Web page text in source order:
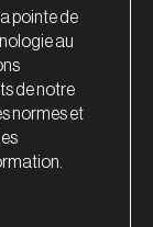
pointe de
au
de notre
normes et